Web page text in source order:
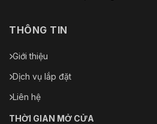
THÔNG TIN
Giới thiệu
Dịch vụ lắp đặt
Liên hệ
THỜI GIAN MỞ CỬA